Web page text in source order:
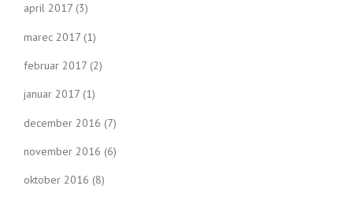
april 2017 (3)
marec 2017 (1)
februar 2017 (2)
januar 2017 (1)
december 2016 (7)
november 2016 (6)
oktober 2016 (8)